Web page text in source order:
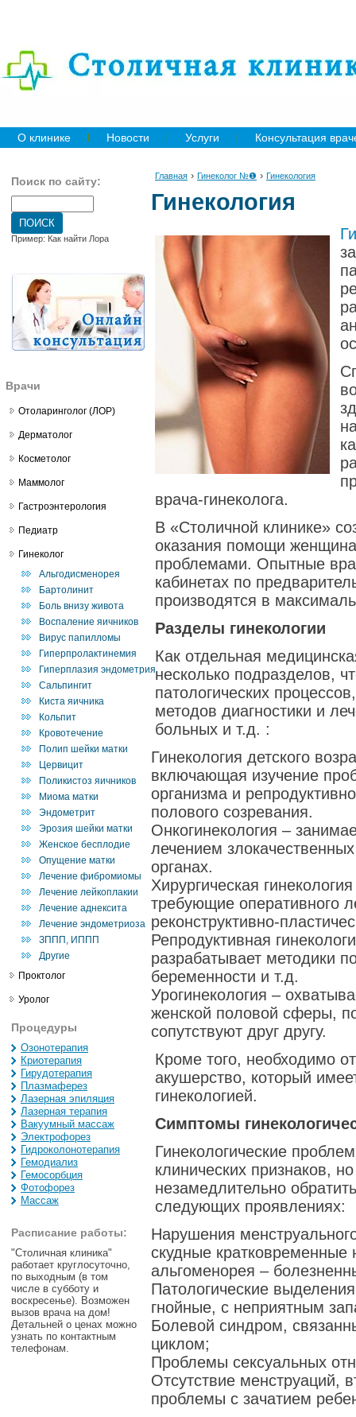
О клинике Новости Услуги Консультация
Поиск по сайту:
Пример: Как найти Лора
Врачи
Отоларинголог (ЛОР)
Дерматолог
Косметолог
Маммолог
Гастроэнтерология
Педиатр
Гинеколог
Альгодисменорея
Бартолинит
Боль внизу живота
Воспаление яичников
Вирус папилломы
Гиперпролактинемия
Гиперплазия эндометрия
Сальпингит
Киста яичника
Кольпит
Кровотечение
Полип шейки матки
Цервицит
Поликистоз яичников
Миома матки
Эндометрит
Эрозия шейки матки
Женское бесплодие
Опущение матки
Лечение фибромиомы
Лечение лейкоплакии
Лечение аднексита
Лечение эндометриоза
ЗППП, ИППП
Другие
Проктолог
Уролог
Процедуры
Озонотерапия
Криотерапия
Гирудотерапия
Плазмаферез
Лазерная эпиляция
Лазерная терапия
Вакуумный массаж
Электрофорез
Гидроколонотерапия
Гемодиализ
Гемосорбция
Фотофорез
Массаж
Расписание работы:
"Столичная клиника"
работает круглосуточно,
по выходным (в том
числе в субботу и
воскресенье). Возможен
вызов врача на дом!
Детальней о ценах можно
узнать по контактным
телефонам.
Главная › Гинеколог №❶ › Гинекология
Гинекология
врача-гинеколога.
В «Столичной клинике»
оказания помощи
проблемами. Опытные
кабинетах по
производятся в
Разделы гинекологии
Как отдельная
несколько подразделов,
патологических
методов диагностики и
больных и т.д. :
Гинекология детского
включающая изучение
организма и
полового созревания.
Онкогинекология –
лечением
органах.
Хирургическая
требующие оперативного
реконструктивно-
Репродуктивная
разрабатывает методики
беременности и т.д.
Урогинекология –
женской половой сферы,
сопутствуют друг другу.
Кроме того, необходимо
акушерство, который
гинекологией.
Симптомы
Гинекологические
клинических признаков,
незамедлительно
следующих проявлениях:
Нарушения
скудные
альгоменорея –
Патологические
гнойные, с неприятным
Болевой синдром,
циклом;
Проблемы сексуальных
Отсутствие менструаций,
проблемы с зачатием